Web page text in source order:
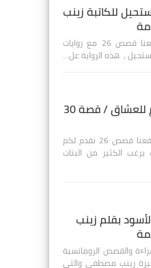
للكاتبة زينب
مرحباً بكم أصدقائي وأحبابي في موقعنا قصص 26 مع روايات
، هذه الرواية عل…
حواديت قبل النوم للعشاق / قصة 30
مرحباً بكم جميع أصدقائي ومتابعي موقعنا قصص 26 نقدم لكم
الكثير من البنات
بقلم زينب
والقصص الرومانسية
زينب مصطفى والتي